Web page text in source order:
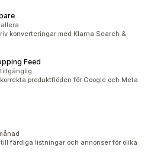
konverteringar med Klarna Search &
Feed
produktflöden för Google och Meta
färdiga listningar och annonser för olika